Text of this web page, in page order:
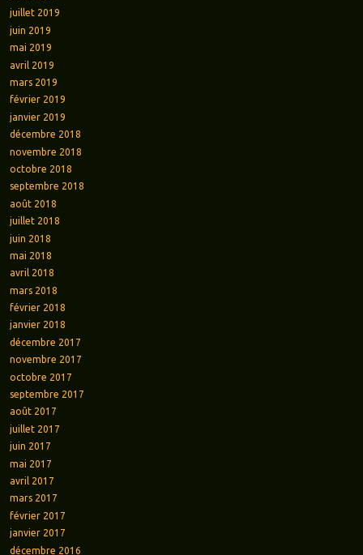
juillet 2019
juin 2019
mai 2019
avril 2019
mars 2019
février 2019
janvier 2019
décembre 2018
novembre 2018
octobre 2018
septembre 2018
août 2018
juillet 2018
juin 2018
mai 2018
avril 2018
mars 2018
février 2018
janvier 2018
décembre 2017
novembre 2017
octobre 2017
septembre 2017
août 2017
juillet 2017
juin 2017
mai 2017
avril 2017
mars 2017
février 2017
janvier 2017
décembre 2016